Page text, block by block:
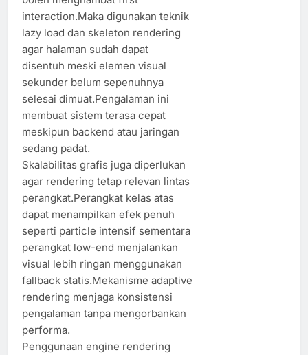
interaction.Maka digunakan teknik
lazy load dan skeleton rendering
agar halaman sudah dapat
disentuh meski elemen visual
sekunder belum sepenuhnya
selesai dimuat.Pengalaman ini
membuat sistem terasa cepat
meskipun backend atau jaringan
sedang padat.
Skalabilitas grafis juga diperlukan
agar rendering tetap relevan lintas
perangkat.Perangkat kelas atas
dapat menampilkan efek penuh
seperti particle intensif sementara
perangkat low-end menjalankan
visual lebih ringan menggunakan
fallback statis.Mekanisme adaptive
rendering menjaga konsistensi
pengalaman tanpa mengorbankan
performa.
Penggunaan engine rendering